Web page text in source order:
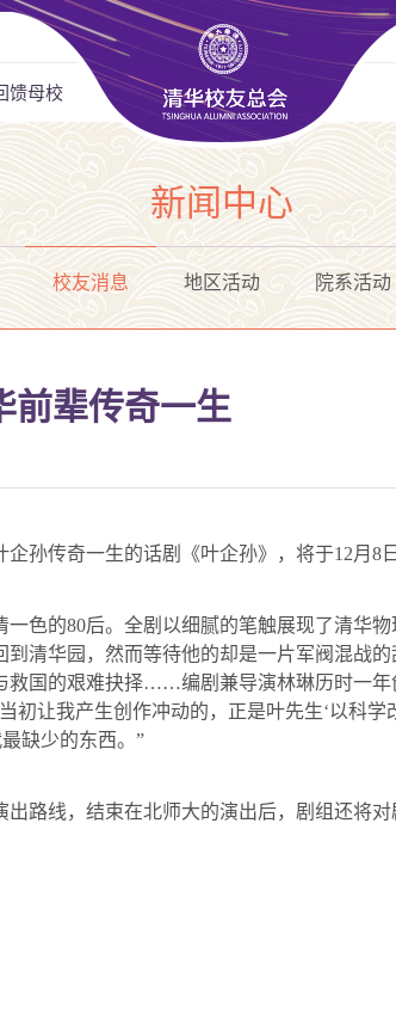
馈母校
新闻中心
校友消息 地区活动 院系活动
前辈传奇一生
孙传奇一生的话剧《叶企孙》，将于12月 8
色的80后。全剧以细腻的笔触展现了清华物
到清华园，然而等待他的却是一片军阀混战
救国的艰难抉择……编剧兼导演林琳历时一
初让我产生创作冲动的，正是叶先生‘以科学
缺少的东西。”
线，结束在北师大的演出后，剧组还将对